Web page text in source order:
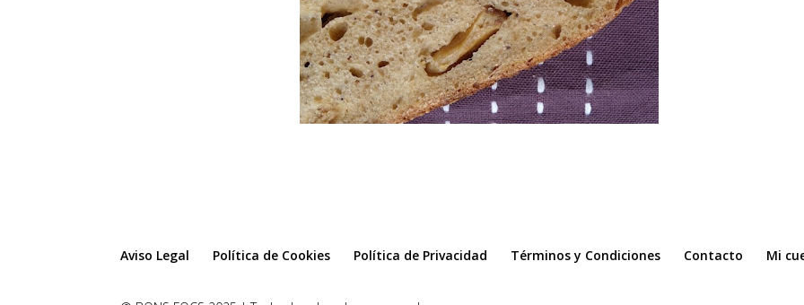
Aviso Legal Política de Cookies Política de Privacidad Términos y Condiciones Contacto Mi